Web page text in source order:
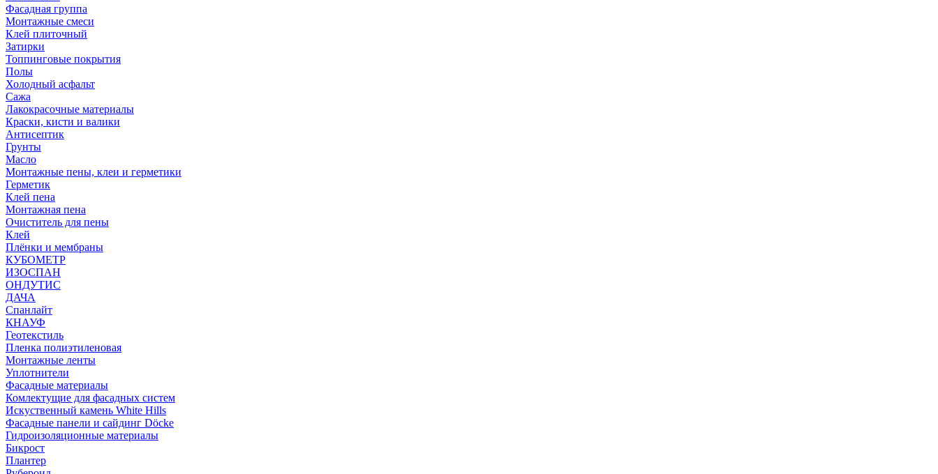
Фасадная группа
Монтажные смеси
Клей плиточный
Затирки
Топпинговые покрытия
Полы
Холодный асфальт
Сажа
Лакокрасочные материалы
Краски, кисти и валики
Антисептик
Грунты
Масло
Монтажные пены, клеи и герметики
Герметик
Клей пена
Монтажная пена
Очиститель для пены
Клей
Плёнки и мембраны
КУБОМЕТР
ИЗОСПАН
ОНДУТИС
ДАЧА
Спанлайт
КНАУФ
Геотекстиль
Пленка полиэтиленовая
Монтажные ленты
Уплотнители
Фасадные материалы
Комлектущие для фасадных систем
Искуственный камень White Hills
Фасадные панели и сайдинг Döcke
Гидроизоляционные материалы
Бикрост
Плантер